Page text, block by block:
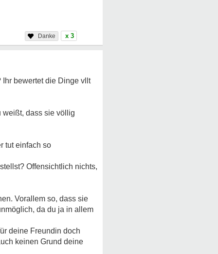
x 3
bewertet die Dinge vllt
weißt, dass sie völlig
tut einfach so
Offensichtlich nichts,
Vorallem so, dass sie
da du ja in allem
deine Freundin doch
keinen Grund deine